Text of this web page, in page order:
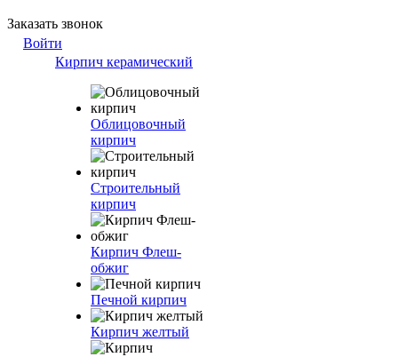
Заказать звонок
Войти
Кирпич керамический
Облицовочный
кирпич
Строительный
кирпич
Кирпич Флеш-
обжиг
Печной кирпич
Кирпич желтый